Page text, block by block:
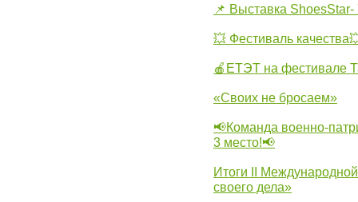
📌 Выставка ShoesStar-
💥 Фестиваль
🍎ЕТЭТ на фестивале
«Своих не бросаем»
📢Команда военно-
3 место!📢
Итоги II
своего дела»